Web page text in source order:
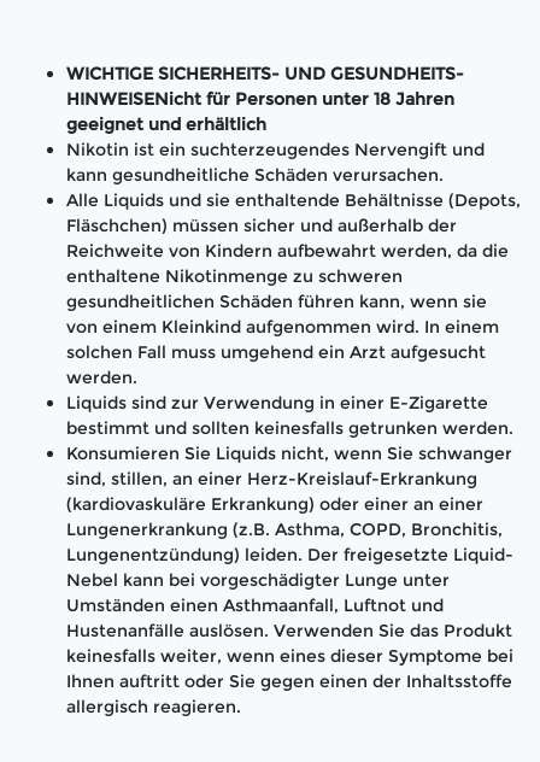
WICHTIGE SICHERHEITS- UND GESUNDHEITS-
HINWEISENicht für Personen unter 18 Jahren
geeignet und erhältlich
Nikotin ist ein suchterzeugendes Nervengift und
kann gesundheitliche Schäden verursachen.
Alle Liquids und sie enthaltende Behältnisse (Depots,
Fläschchen) müssen sicher und außerhalb der
Reichweite von Kindern aufbewahrt werden, da die
enthaltene Nikotinmenge zu schweren
gesundheitlichen Schäden führen kann, wenn sie
von einem Kleinkind aufgenommen wird. In einem
solchen Fall muss umgehend ein Arzt aufgesucht
werden.
Liquids sind zur Verwendung in einer E-Zigarette
bestimmt und sollten keinesfalls getrunken werden.
Konsumieren Sie Liquids nicht, wenn Sie schwanger
sind, stillen, an einer Herz-Kreislauf-Erkrankung
(kardiovaskuläre Erkrankung) oder einer an einer
Lungenerkrankung (z.B. Asthma, COPD, Bronchitis,
Lungenentzündung) leiden. Der freigesetzte Liquid-
Nebel kann bei vorgeschädigter Lunge unter
Umständen einen Asthmaanfall, Luftnot und
Hustenanfälle auslösen. Verwenden Sie das Produkt
keinesfalls weiter, wenn eines dieser Symptome bei
Ihnen auftritt oder Sie gegen einen der Inhaltsstoffe
allergisch reagieren.